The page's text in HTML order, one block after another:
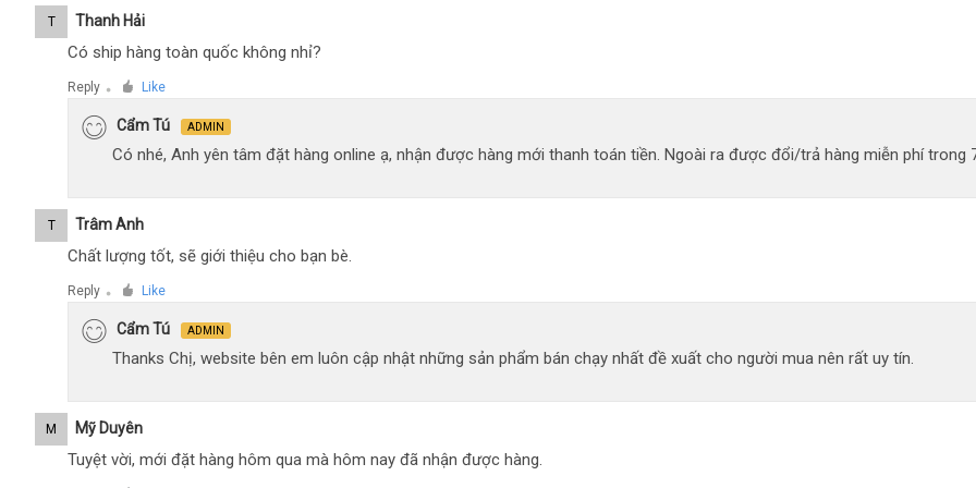
T Thanh Hải
Có ship hàng toàn quốc không nhỉ?
Reply ● Like
Cẩm Tú ADMIN
Có nhé, Anh yên tâm đặt hàng online ạ, nhận được hàng mới thanh toán tiền. Ngoài ra được đổi/trả hàng miễn phí trong
T Trâm Anh
Chất lượng tốt, sẽ giới thiệu cho bạn bè.
Reply ● Like
Cẩm Tú ADMIN
Thanks Chị, website bên em luôn cập nhật những sản phẩm bán chạy nhất đề xuất cho người mua nên rất uy tín.
M Mỹ Duyên
Tuyệt vời, mới đặt hàng hôm qua mà hôm nay đã nhận được hàng.